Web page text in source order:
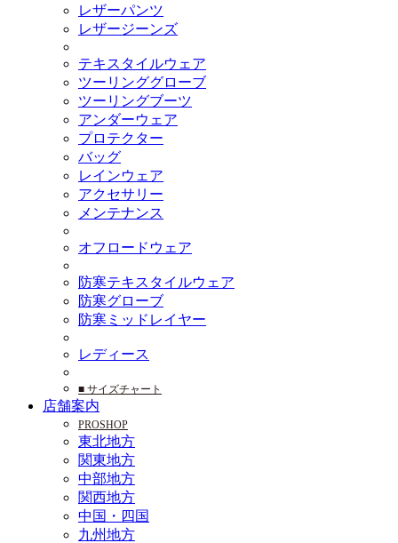
レザーパンツ
レザージーンズ
テキスタイルウェア
ツーリンググローブ
ツーリングブーツ
アンダーウェア
プロテクター
バッグ
レインウェア
アクセサリー
メンテナンス
オフロードウェア
防寒テキスタイルウェア
防寒グローブ
防寒ミッドレイヤー
レディース
■ サイズチャート
店舗案内
PROSHOP
東北地方
関東地方
中部地方
関西地方
中国・四国
九州地方